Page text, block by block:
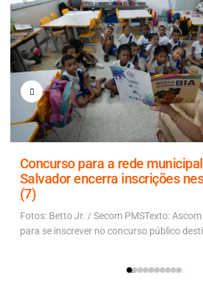
Concurso para a rede
Salvador encerra inscrições
(7)
Fotos: Betto Jr. / Secom PMSTexto:
para se inscrever no concurso público